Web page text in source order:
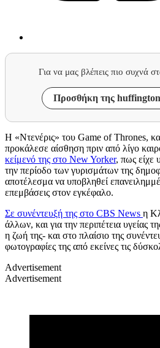
Για να μας βλέπεις πιο συχνά
Προσθήκη της
Η «Ντενέρις» του Game of Thrones,
προκάλεσε αίσθηση πριν από λίγο
κείμενό της στο New Yorker, πως είχε
την περίοδο των γυρισμάτων της
αποτέλεσμα να υποβληθεί
επεμβάσεις στον εγκέφαλο.
Σε συνέντευξή της στο CBS News η
άλλων, και για την περιπέτεια υγείας
η ζωή της- και στο πλαίσιο της
φωτογραφίες της από εκείνες τις
Advertisement
Advertisement